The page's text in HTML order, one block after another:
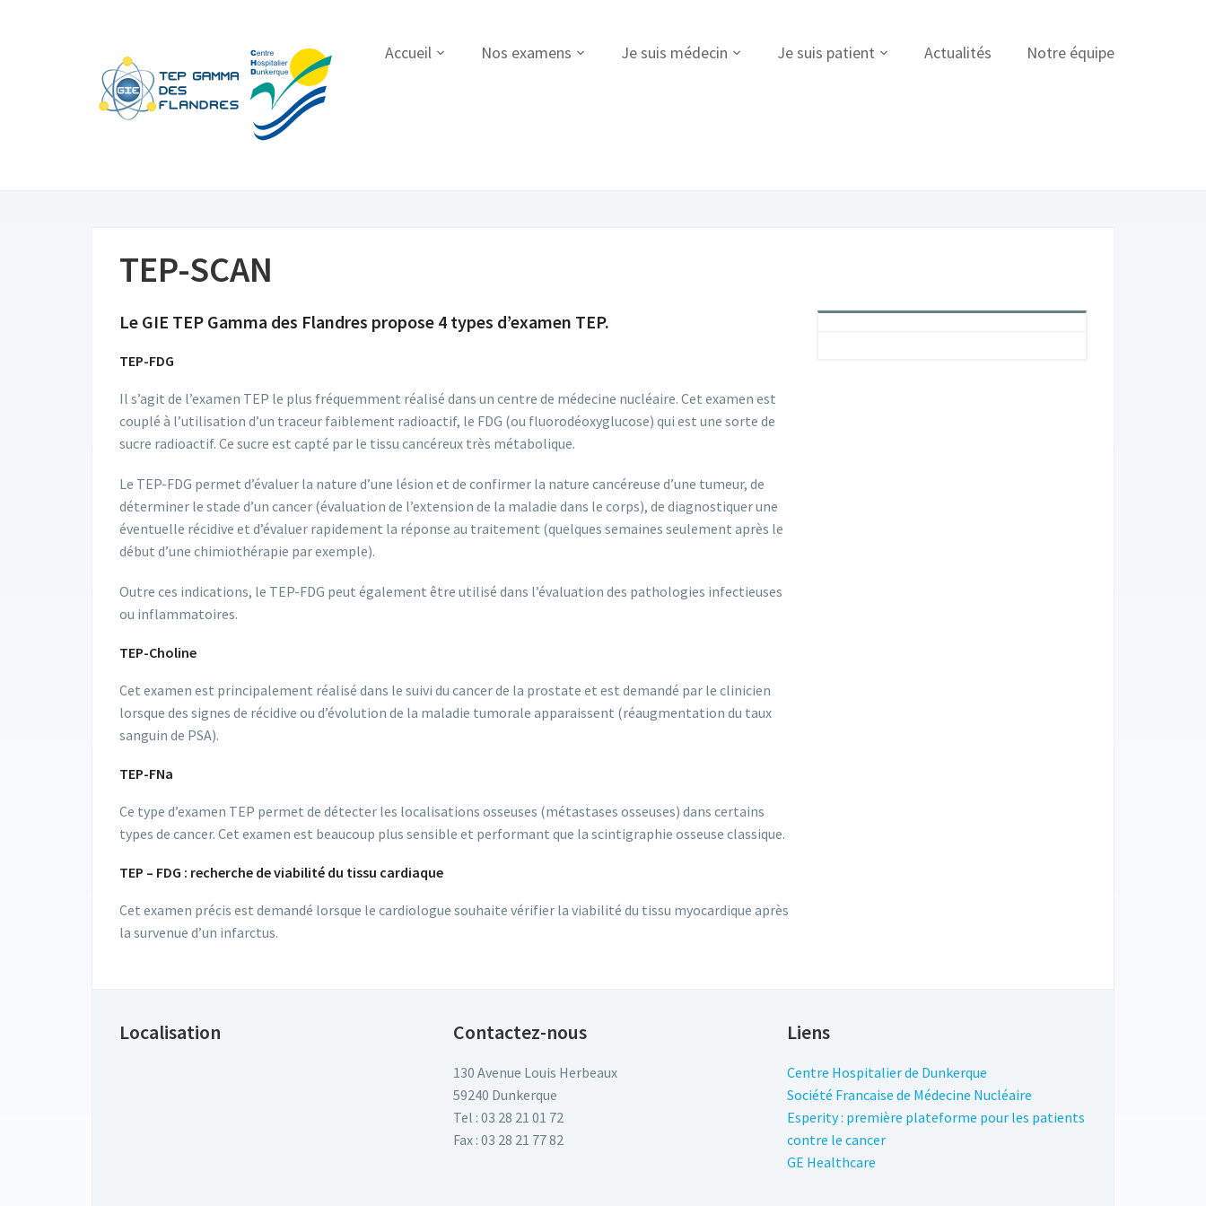
Accueil Nos examens Je suis médecin Je suis patient Actualités Notre équipe
TEP-SCAN
Le GIE TEP Gamma des Flandres propose 4 types d’examen TEP.
TEP-FDG
Il s’agit de l’examen TEP le plus fréquemment réalisé dans un centre de médecine nucléaire. Cet examen est
couplé à l’utilisation d’un traceur faiblement radioactif, le FDG (ou fluorodéoxyglucose) qui est une sorte de
sucre radioactif. Ce sucre est capté par le tissu cancéreux très métabolique.
Le TEP-FDG permet d’évaluer la nature d’une lésion et de confirmer la nature cancéreuse d’une tumeur, de
déterminer le stade d’un cancer (évaluation de l’extension de la maladie dans le corps), de diagnostiquer une
éventuelle récidive et d’évaluer rapidement la réponse au traitement (quelques semaines seulement après le
début d’une chimiothérapie par exemple).
Outre ces indications, le TEP-FDG peut également être utilisé dans l’évaluation des pathologies infectieuses
ou inflammatoires.
TEP-Choline
Cet examen est principalement réalisé dans le suivi du cancer de la prostate et est demandé par le clinicien
lorsque des signes de récidive ou d’évolution de la maladie tumorale apparaissent (réaugmentation du taux
sanguin de PSA).
TEP-FNa
Ce type d’examen TEP permet de détecter les localisations osseuses (métastases osseuses) dans certains
types de cancer. Cet examen est beaucoup plus sensible et performant que la scintigraphie osseuse classique.
TEP – FDG : recherche de viabilité du tissu cardiaque
Cet examen précis est demandé lorsque le cardiologue souhaite vérifier la viabilité du tissu myocardique après
la survenue d’un infarctus.
Localisation Contactez-nous
130 Avenue Louis Herbeaux
59240 Dunkerque
Tel : 03 28 21 01 72
Fax : 03 28 21 77 82
Liens
Centre Hospitalier de Dunkerque
Société Francaise de Médecine Nucléaire
Esperity : première plateforme pour les patients
contre le cancer
GE Healthcare